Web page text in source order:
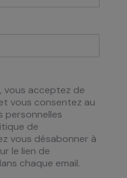
vous acceptez de
vous consentez au
personnelles
de
vous désabonner à
le lien de
chaque email.